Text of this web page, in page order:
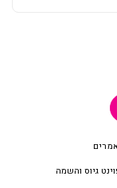
גיוס והשמה